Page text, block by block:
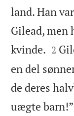
land. Han
Gilead, men
kvinde. 

2
en del
de deres
uægte